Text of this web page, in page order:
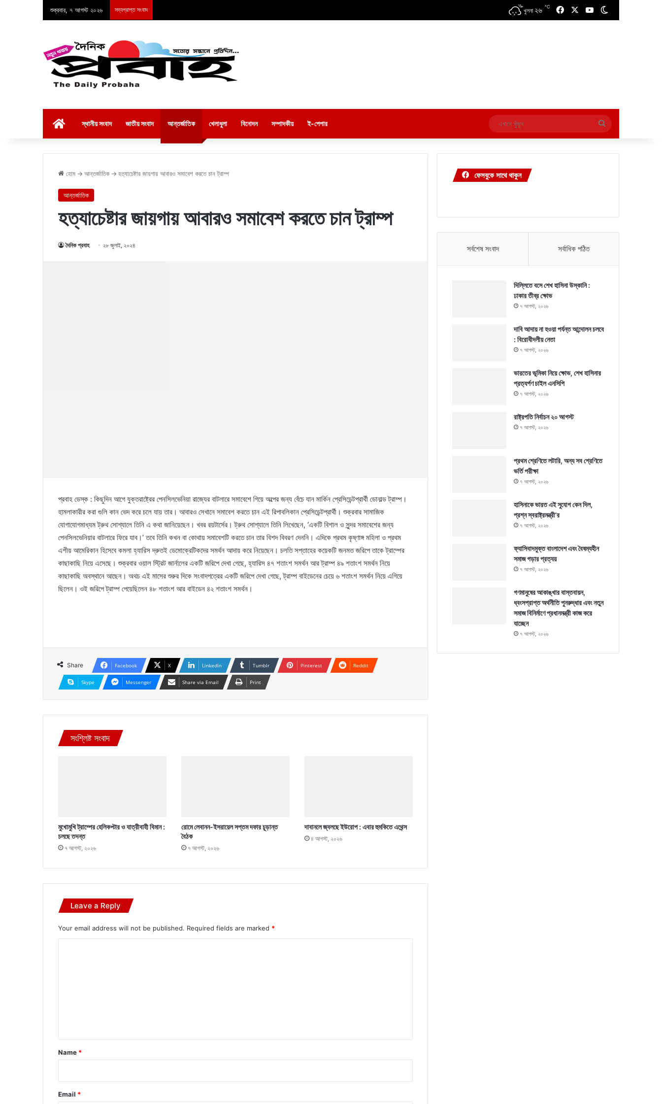
শুক্রবার, ৭ আগস্ট ২০২৬ সদ্যপ্রাপ্ত সংবাদ খুলনা ২৬ ℃ FacebookYouTube
স্থানীয় সংবাদ জাতীয় সংবাদ আন্তর্জাতিক খেলাধুলা বিনোদন সম্পাদকীয় ই-পেপার
এখানে
খুঁজুন
হোম → আন্তর্জাতিক → হত্যাচেষ্টার জায়গায় আবারও সমাবেশ করতে চান ট্রাম্প
আন্তর্জাতিক
হত্যাচেষ্টার জায়গায় আবারও সমাবেশ করতে চান ট্রাম্প
দৈনিক প্রবাহ ২৮ জুলাই, ২০২৪
প্রবাহ ডেস্ক : কিছুদিন আগে যুক্তরাষ্ট্রের পেনসিলভেনিয়া রাজ্যের বাটলারে সমাবেশে গিয়ে অল্পের জন্য বেঁচে যান মার্কিন প্রেসিডেন্টপ্রার্থী ডোনাল্ড ট্রাম্প।
হামলাকারীর করা গুলি কান ভেদ করে চলে যায় তার। আবারও সেখানে সমাবেশ করতে চান এই রিপাবলিকান প্রেসিডেন্টপ্রার্থী। শুক্রবার সামাজিক
যোগাযোগমাধ্যম ট্রুথ সোশ্যালে তিনি এ কথা জানিয়েছেন। খবর রয়টার্সের। ট্রুথ সোশ্যালে তিনি লিখেছেন, ‘একটি বিশাল ও সুন্দর সমাবেশের জন্য
পেনসিলভেনিয়ার বাটলারে ফিরে যাব।’ তবে তিনি কখন বা কোথায় সমাবেশটি করতে চান তার বিশদ বিবরণ দেননি। এদিকে প্রথম কৃষ্ণাঙ্গ মহিলা ও প্রথম
এশীয় আমেরিকান হিসেবে কমলা হ্যারিস দ্রুতই ডেমোক্রেটিকদের সমর্থন আদায় করে নিয়েছেন। চলতি সপ্তাহের কয়েকটি জনমত জরিপে তাকে ট্রাম্পের
কাছাকাছি নিয়ে এসেছে। শুক্রবার ওয়াল স্ট্রিট জার্নালের একটি জরিপে দেখা গেছে, হ্যারিস ৪৭ শতাংশ সমর্থন আর ট্রাম্প ৪৯ শতাংশ সমর্থন নিয়ে
কাছাকাছি অবস্থানে আছেন। অথচ এই মাসের শুরুর দিকে সংবাদপত্রের একটি জরিপে দেখা গেছে, ট্রাম্প বাইডেনের চেয়ে ৬ শতাংশ সমর্থন নিয়ে এগিয়ে
ছিলেন। ওই জরিপে ট্রাম্প পেয়েছিলেন ৪৮ শতাংশ আর বাইডেন ৪২ শতাংশ সমর্থন।
Share Facebook X LinkedIn Tumblr Pinterest Reddit
Skype Messenger Share via Email Print
সংশ্লিষ্ট সংবাদ
মুখোমুখি ট্রাম্পের হেলিকপ্টার ও যাত্রীবাহী বিমান :
চলছে তদন্ত
৭ আগস্ট, ২০২৬
রোমে লেবানন-ইসরায়েল সপ্তম দফার চূড়ান্ত
বৈঠক
৭ আগস্ট, ২০২৬
দাবানলে জ্বলছে ইউরোপ : এবার হুমকিতে এথেন্স
৪ আগস্ট, ২০২৬
Leave a Reply
Your email address will not be published. Required fields are marked *
*
Name *
Email *
ফেসবুকে সাথে থাকুন
সর্বশেষ সংবাদ সর্বাধিক পঠিত
দিল্লিতে বসে শেখ হাসিনা উস্কানি :
ঢাকার তীব্র ক্ষোভ
৭ আগস্ট, ২০২৬
দাবি আদায় না হওয়া পর্যন্ত আন্দোলন চলবে
: বিরোধীদলীয় নেতা
৭ আগস্ট, ২০২৬
ভারতের ভূমিকা নিয়ে ক্ষোভ, শেখ হাসিনার
প্রত্যর্পণ চাইল এনসিপি
৭ আগস্ট, ২০২৬
রাষ্ট্রপতি নির্বাচন ২০ আগস্ট
৭ আগস্ট, ২০২৬
প্রথম শ্রেণিতে লটারি, অন্য সব শ্রেণিতে
ভর্তি পরীক্ষা
৭ আগস্ট, ২০২৬
হাসিনাকে ভারত এই সুযোগ কেন দিল,
প্রশ্ন স্বরাষ্ট্রমন্ত্রী’র
৭ আগস্ট, ২০২৬
ফ্যাসিবাদমুক্ত বাংলাদেশ এবং বৈষম্যহীন
সমাজ গড়ার প্রত্যয়
৭ আগস্ট, ২০২৬
গণমানুষের আকাঙ্খার বাস্তবায়ন,
ধ্বংসপ্রাপ্ত অর্থনীতি পুনরুদ্ধার এবং নতুন
সমাজ বিনির্মাণে প্রধানমন্ত্রী কাজ করে
যাচ্ছেন
৭ আগস্ট, ২০২৬